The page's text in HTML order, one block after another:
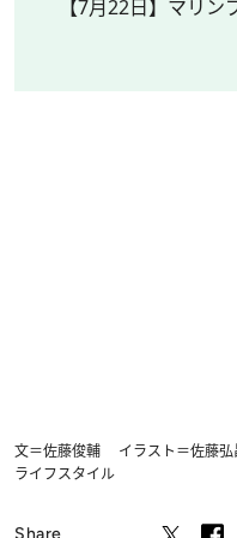
【7月22日】マリ
文＝佐藤俊輔 イラスト＝佐藤弘
ライフスタイル